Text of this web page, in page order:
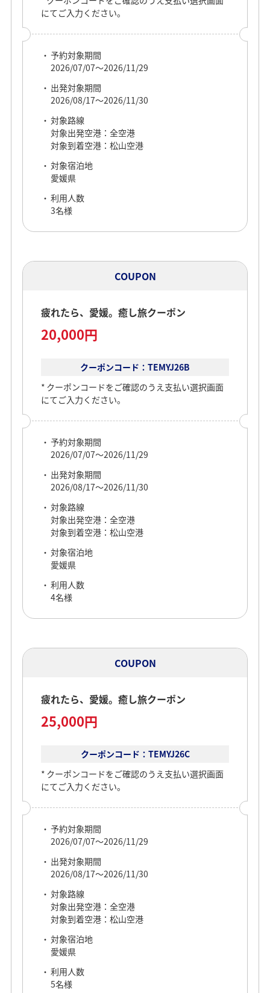
利用人数
疲れたら、愛媛。癒し旅クーポン
20,000円
予約対象期間
2026/07/07～2026/08/05
対象路線
対象出発空港：全空港
対象到着空港：松山空港
愛媛県
利用人数
終了いたしました
疲れたら、愛媛。癒し旅クーポン
25,000円
予約対象期間
2026/07/07～2026/08/05
出発対象期間
2026/07/08～2026/08/06
対象路線
対象出発空港：全空港
本キャンペーンは
疲れたら、愛媛。癒し旅クーポン
30,000円
予約対象期間
2026/07/07～2026/08/05
出発対象期間
2026/07/08～2026/08/06
対象路線
対象出発空港：全空港
対象到着空港：松山空港
対象宿泊地
愛媛県
利用人数
本キャンペーンは
終了いたしました
にてご入力ください。
予約対象期間
2026/07/07～2026/11/29
出発対象期間
2026/08/17～2026/11/30
対象路線
対象出発空港：全空港
対象到着空港：松山空港
対象宿泊地
愛媛県
利用人数
3名様
COUPON
疲れたら、愛媛。癒し旅クーポン
20,000円
クーポンコード：TEMYJ26B
クーポンコードをご確認のうえ支払い選択画面
にてご入力ください。
予約対象期間
2026/07/07～2026/11/29
出発対象期間
2026/08/17～2026/11/30
対象路線
対象出発空港：全空港
対象到着空港：松山空港
対象宿泊地
愛媛県
利用人数
4名様
COUPON
疲れたら、愛媛。癒し旅クーポン
25,000円
クーポンコード：TEMYJ26C
クーポンコードをご確認のうえ支払い選択画面
にてご入力ください。
予約対象期間
2026/07/07～2026/11/29
出発対象期間
2026/08/17～2026/11/30
対象路線
対象出発空港：全空港
対象到着空港：松山空港
対象宿泊地
愛媛県
利用人数
5名様